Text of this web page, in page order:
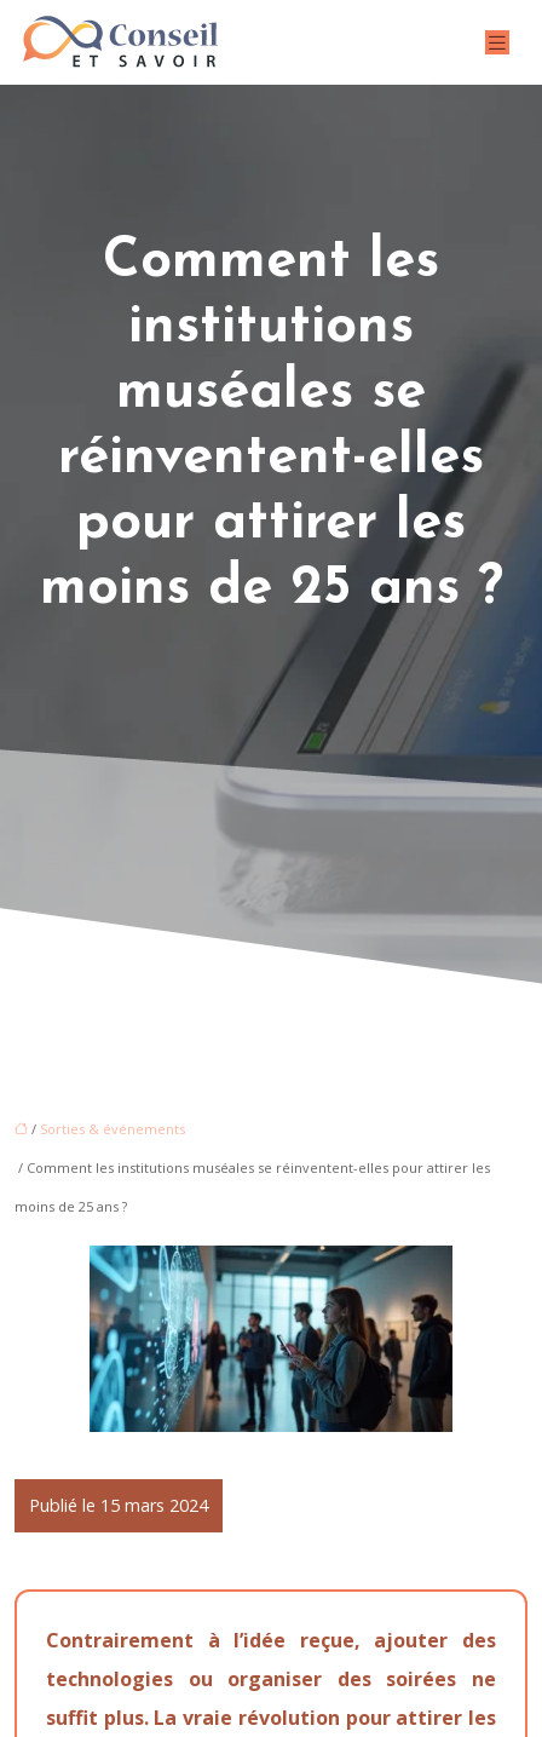
Comment les
institutions
muséales se
réinventent-elles
pour attirer les
moins de 25 ans ?
/ Sorties & événements
/ Comment les institutions muséales se réinventent-elles pour attirer les
moins de 25 ans ?
Publié le 15 mars 2024
Contrairement à l’idée reçue, ajouter des
technologies ou organiser des soirées ne
suffit plus. La vraie révolution pour attirer les